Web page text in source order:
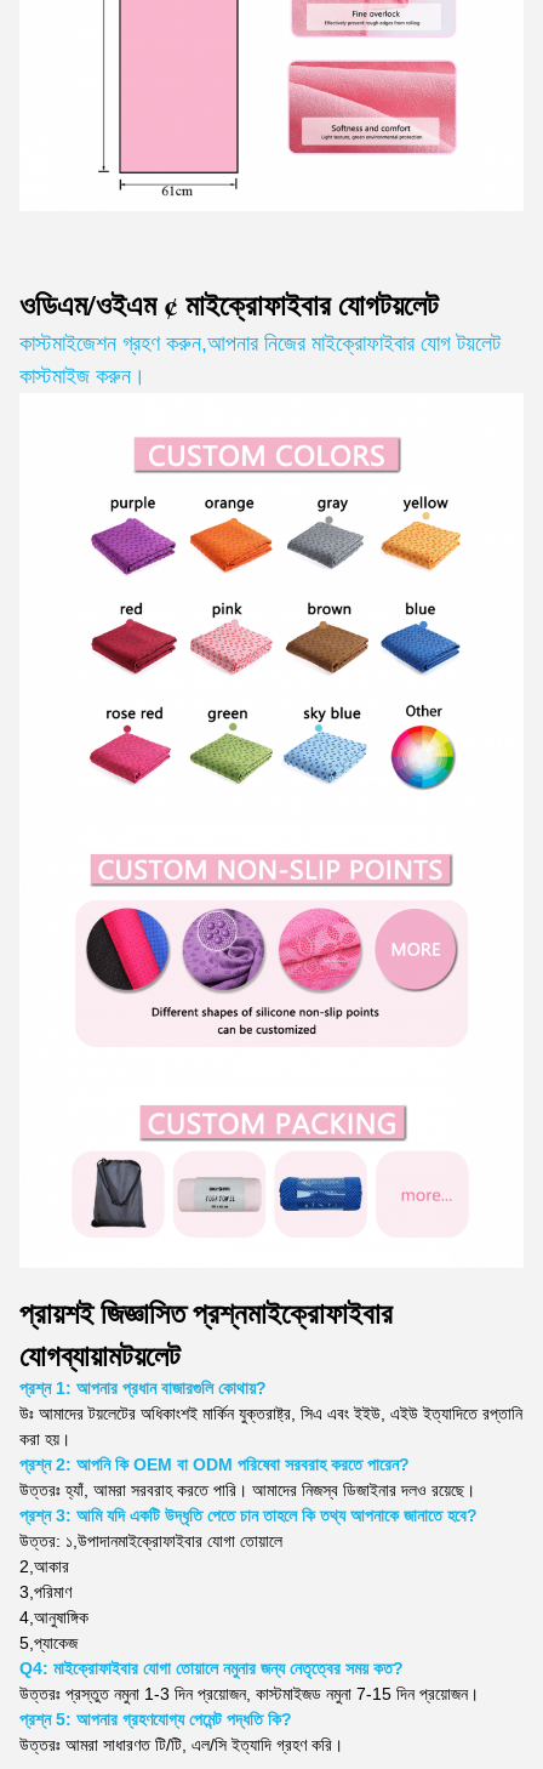
ওডিএম/ওইএম ¢ মাইক্রোফাইবার যোগটয়লেট
কাস্টমাইজেশন গ্রহণ করুন,আপনার নিজের মাইক্রোফাইবার যোগ টয়লেট
কাস্টমাইজ করুন।
প্রায়শই জিজ্ঞাসিত প্রশ্নমাইক্রোফাইবার
যোগব্যায়ামটয়লেট
প্রশ্ন 1: আপনার প্রধান বাজারগুলি কোথায়?
উঃ আমাদের টয়লেটের অধিকাংশই মার্কিন যুক্তরাষ্ট্র, সিএ এবং ইইউ, এইউ ইত্যাদিতে রপ্তানি
করা হয়।
প্রশ্ন 2: আপনি কি OEM বা ODM পরিষেবা সরবরাহ করতে পারেন?
উত্তরঃ হ্যাঁ, আমরা সরবরাহ করতে পারি। আমাদের নিজস্ব ডিজাইনার দলও রয়েছে।
প্রশ্ন 3: আমি যদি একটি উদ্ধৃতি পেতে চান তাহলে কি তথ্য আপনাকে জানাতে হবে?
উত্তর: ১,উপাদানমাইক্রোফাইবার যোগা তোয়ালে
2,আকার
3,পরিমাণ
4,আনুষাঙ্গিক
5,প্যাকেজ
Q4: মাইক্রোফাইবার যোগা তোয়ালে নমুনার জন্য নেতৃত্বের সময় কত?
উত্তরঃ প্রস্তুত নমুনা 1-3 দিন প্রয়োজন, কাস্টমাইজড নমুনা 7-15 দিন প্রয়োজন।
প্রশ্ন 5: আপনার গ্রহণযোগ্য পেমেন্ট পদ্ধতি কি?
উত্তরঃ আমরা সাধারণত টি/টি, এল/সি ইত্যাদি গ্রহণ করি।